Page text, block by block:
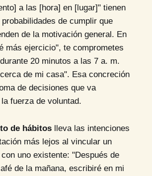
a las [hora] en [lugar]" tienen
de cumplir que
de la motivación general. En
más ejercicio", te comprometes
20 minutos a las 7 a. m.
de mi casa". Esa concreción
de decisiones que va
fuerza de voluntad.
de hábitoslleva las intenciones
más lejos al vincular un
uno existente: "Después de
de la mañana, escribiré en mi